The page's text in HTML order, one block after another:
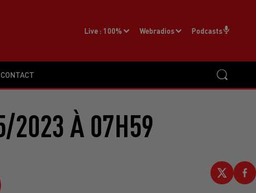
CONTACT
Live : 100% Webradios Podcasts
2023 À 07H59